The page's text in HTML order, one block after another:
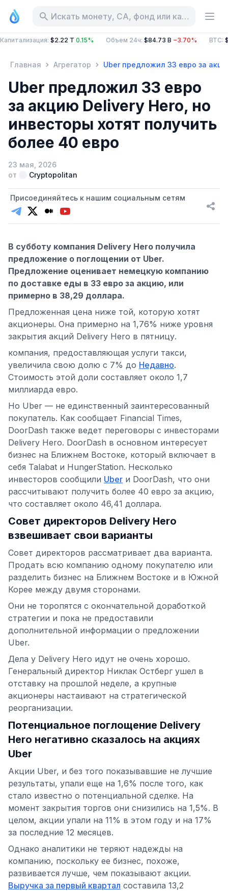
Искать монету, CA, фонд или категорию
Капитализация: $2.22 T 0.15% Объем 24ч: $84.73 B −3.70% BTC:
Главная Агрегатор Uber предложил 33 евро за
Uber предложил 33 евро
за акцию Delivery Hero, но
инвесторы хотят получить
более 40 евро
23 мая, 2026
от
Cryptopolitan
Присоединяйтесь к нашим социальным сетям
В субботу компания Delivery Hero получила
предложение о поглощении от Uber.
Предложение оценивает немецкую компанию
по доставке еды в 33 евро за акцию, или
примерно в 38,29 доллара.
Предложенная цена ниже той, которую хотят
акционеры. Она примерно на 1,76% ниже уровня
закрытия акций Delivery Hero в пятницу.
компания, предоставляющая услуги такси,
увеличила свою долю с 7% до Недавно.
Стоимость этой доли составляет около 1,7
миллиарда евро.
Но Uber — не единственный заинтересованный
покупатель. Как сообщает Financial Times,
DoorDash также ведет переговоры с инвесторами
Delivery Hero. DoorDash в основном интересует
бизнес на Ближнем Востоке, который включает в
себя Talabat и HungerStation. Несколько
инвесторов сообщили Uber и DoorDash, что они
рассчитывают получить более 40 евро за акцию,
что составляет около 46,41 доллара.
Совет директоров Delivery Hero
взвешивает свои варианты
Совет директоров рассматривает два варианта.
Продать всю компанию одному покупателю или
разделить бизнес на Ближнем Востоке и в Южной
Корее между двумя сторонами.
Они не торопятся с окончательной доработкой
стратегии и пока не предоставили
дополнительной информации о предложении
Uber.
Дела у Delivery Hero идут не очень хорошо.
Генеральный директор Никлак Остберг ушел в
отставку на прошлой неделе, а крупные
акционеры настаивают на стратегической
реорганизации.
Потенциальное поглощение Delivery
Hero негативно сказалось на акциях
Uber
Акции Uber, и без того показывавшие не лучшие
результаты, упали еще на 1,6% после того, как
стало известно о потенциальной сделке. На
момент закрытия торгов они снизились на 1,5%. В
целом, акции упали на 11% в этом году и на 17%
за последние 12 месяцев.
Однако аналитики не теряют надежды на
компанию, поскольку ее бизнес, похоже,
развивается лучше, чем показывают акции.
Выручка за первый квартал составила 13,2